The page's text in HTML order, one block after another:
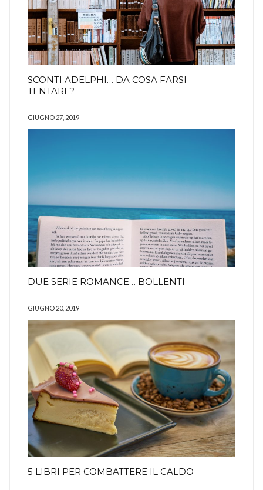
SCONTI ADELPHI… DA COSA FARSI
TENTARE?
GIUGNO 27, 2019
DUE SERIE ROMANCE… BOLLENTI
GIUGNO 20, 2019
5 LIBRI PER COMBATTERE IL CALDO